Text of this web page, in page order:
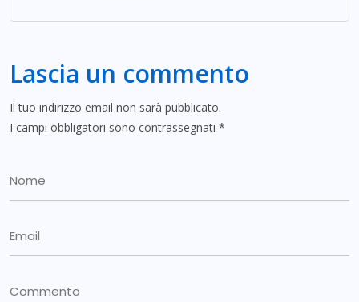
Lascia un commento
Il tuo indirizzo email non sarà pubblicato.
I campi obbligatori sono contrassegnati *